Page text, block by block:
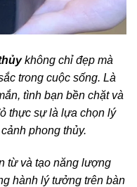
không chỉ đẹp mà
trong cuộc sống. Là
tình bạn bền chặt và
thực sự là lựa chọn lý
phong thủy.
từ và tạo năng lượng
hành lý tưởng trên bàn